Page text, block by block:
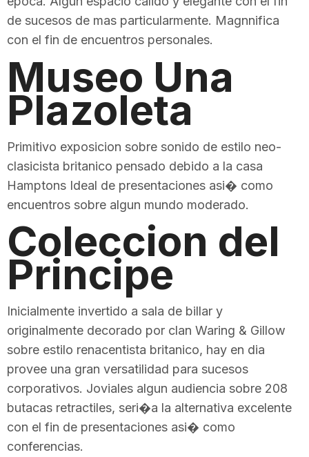
de sucesos de mas particularmente. Magnnifica
con el fin de encuentros personales.
Museo Una
Plazoleta
Primitivo exposicion sobre sonido de estilo neo-
clasicista britanico pensado debido a la casa
Hamptons Ideal de presentaciones asi� como
encuentros sobre algun mundo moderado.
Coleccion del
Principe
Inicialmente invertido a sala de billar y
originalmente decorado por clan Waring & Gillow
sobre estilo renacentista britanico, hay en dia
provee una gran versatilidad para sucesos
corporativos. Joviales algun audiencia sobre 208
butacas retractiles, seri�a la alternativa excelente
con el fin de presentaciones asi� como
conferencias.